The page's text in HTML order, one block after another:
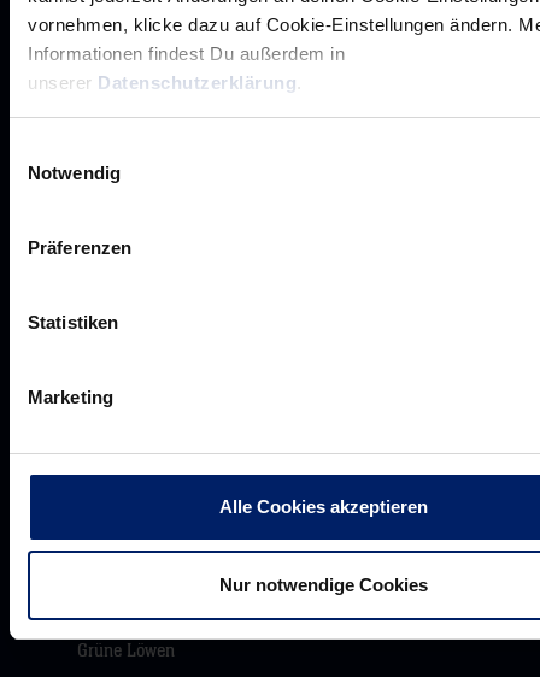
vornehmen, klicke dazu auf Cookie-Einstellungen ändern.
Informationen findest Du außerdem in
unserer Datenschutzerklärung.
Notwendig
Präferenzen
Statistiken
Marketing
Alle Cookies akzeptieren
Nur notwendige Cookies
Unsere Partner
Werbemöglichkeiten
Networking
Mikrosponsoring
Pressemeldungen
Grüne Löwen